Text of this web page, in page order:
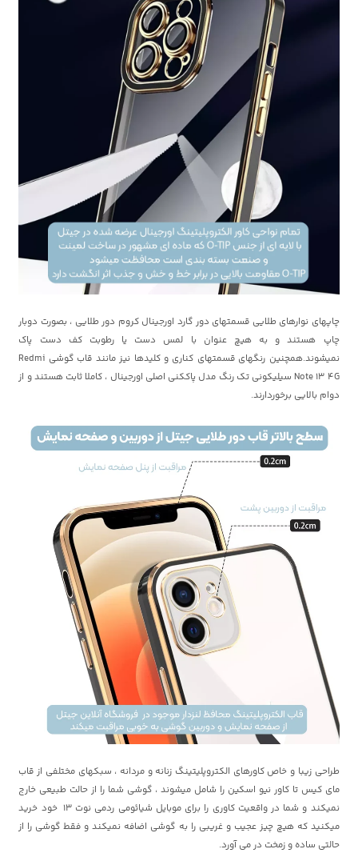
چاپهای نوارهای طلایی قسمتهای دور گارد اورجینال کروم دور طلایی ، بصورت دوبار
چاپ هستند و به هیچ عنوان با لمس دست یا رطوبت کف دست پاک
نمیشوند.همچنین رنگهای قسمتهای کناری و کلیدها نیز مانند قاب گوشی Redmi
Note 13 4G سیلیکونی تک رنگ مدل پاککنی اصلی اورجینال ، کاملا ثابت هستند و از
دوام بالایی برخوردارند.
طراحی زیبا و خاص کاورهای الکتروپلیتینگ زنانه و مردانه ، سبکهای مختلفی از قاب
مای کیس تا کاور نیو اسکین را شامل میشوند ، گوشی شما را از حالت طبیعی خارج
نمیکند و شما در واقعیت کاوری را برای موبایل شیائومی ردمی نوت 13 خود خرید
میکنید که هیچ چیز عجیب و غریبی را به گوشی اضافه نمیکند و فقط گوشی را از
حالتی ساده و زمخت در می آورد.